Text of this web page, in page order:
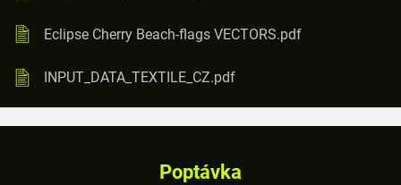
Eclipse Cherry Beach-flags VECTORS.pdf
INPUT_DATA_TEXTILE_CZ.pdf
Poptávka